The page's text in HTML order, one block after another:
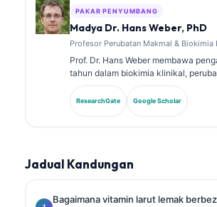
PAKAR PENYUMBANG
Madya Dr. Hans Weber, PhD
Profesor Perubatan Makmal & Biokimia
Prof. Dr. Hans Weber membawa
tahun dalam biokimia klinikal,
penyelidikan biomarker. Bekas
Kimia Klinikal Jerman, beliau pakar
panel diagnostik, penyeragaman
ResearchGate Google Scholar
Jadual Kandungan
Bagaimana vitamin larut lemak